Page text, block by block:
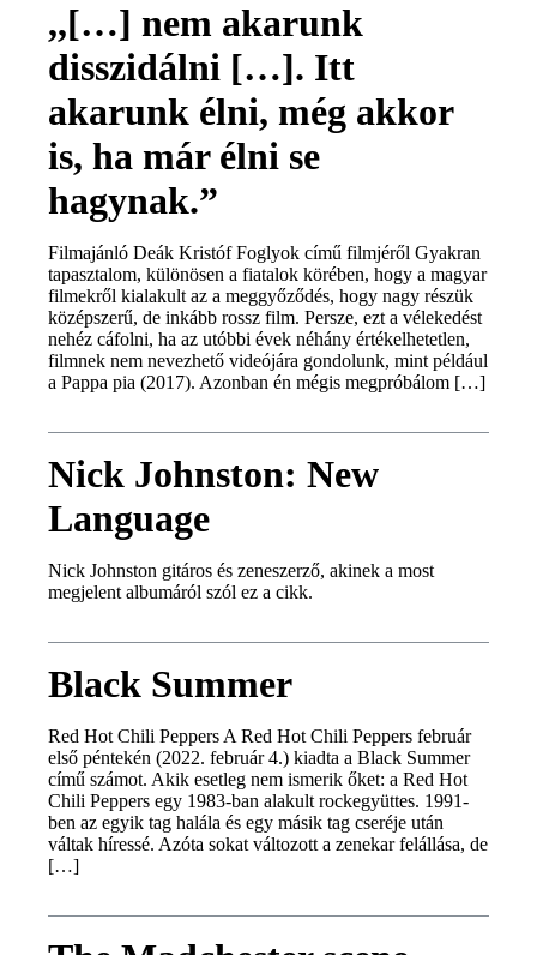
,,[…] nem akarunk
disszidálni […]. Itt
akarunk élni, még akkor
is, ha már élni se
hagynak.”
Filmajánló Deák Kristóf Foglyok című filmjéről Gyakran
tapasztalom, különösen a fiatalok körében, hogy a magyar
filmekről kialakult az a meggyőződés, hogy nagy részük
középszerű, de inkább rossz film. Persze, ezt a vélekedést
nehéz cáfolni, ha az utóbbi évek néhány értékelhetetlen,
filmnek nem nevezhető videójára gondolunk, mint például
a Pappa pia (2017). Azonban én mégis megpróbálom […]
Nick Johnston: New
Language
Nick Johnston gitáros és zeneszerző, akinek a most
megjelent albumáról szól ez a cikk.
Black Summer
Red Hot Chili Peppers A Red Hot Chili Peppers február
első péntekén (2022. február 4.) kiadta a Black Summer
című számot. Akik esetleg nem ismerik őket: a Red Hot
Chili Peppers egy 1983-ban alakult rockegyüttes. 1991-
ben az egyik tag halála és egy másik tag cseréje után
váltak híressé. Azóta sokat változott a zenekar felállása, de
[…]